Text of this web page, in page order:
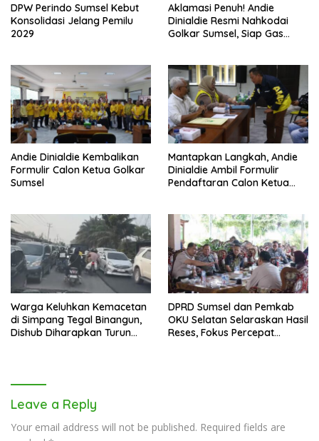
DPW Perindo Sumsel Kebut
Konsolidasi Jelang Pemilu
2029
Aklamasi Penuh! Andie
Dinialdie Resmi Nahkodai
Golkar Sumsel, Siap Gas
Andie Dinialdie Kembalikan
Formulir Calon Ketua Golkar
Sumsel
Mantapkan Langkah, Andie
Dinialdie Ambil Formulir
Pendaftaran Calon Ketua
Warga Keluhkan Kemacetan
di Simpang Tegal Binangun,
Dishub Diharapkan Turun
DPRD Sumsel dan Pemkab
OKU Selatan Selaraskan Hasil
Reses, Fokus Percepat
Leave a Reply
Your email address will not be published. Required fields are